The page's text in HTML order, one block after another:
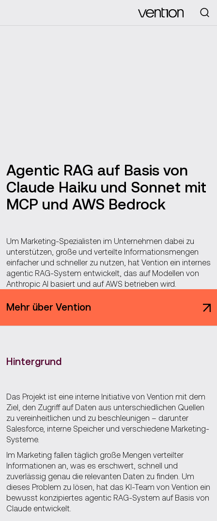
Agentic RAG auf Basis von
Claude Haiku und Sonnet mit
MCP und AWS Bedrock
Um Marketing-Spezialisten im Unternehmen dabei zu
unterstützen, große und verteilte Informationsmengen
einfacher und schneller zu nutzen, hat Vention ein internes
agentic RAG-System entwickelt, das auf Modellen von
Anthropic AI basiert und auf AWS betrieben wird.
Mehr über Vention
Hintergrund
Das Projekt ist eine interne Initiative von Vention mit dem
Ziel, den Zugriff auf Daten aus unterschiedlichen Quellen
zu vereinheitlichen und zu beschleunigen – darunter
Salesforce, interne Speicher und verschiedene Marketing-
Systeme.
Im Marketing fallen täglich große Mengen verteilter
Informationen an, was es erschwert, schnell und
zuverlässig genau die relevanten Daten zu finden. Um
dieses Problem zu lösen, hat das KI-Team von Vention ein
bewusst konzipiertes agentic RAG-System auf Basis von
Claude entwickelt.